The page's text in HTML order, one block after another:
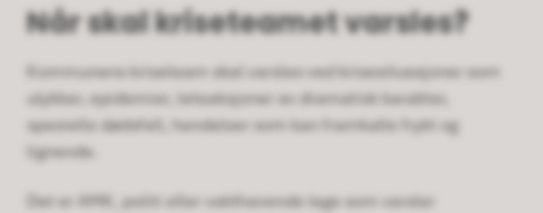
Når skal kriseteamet varsles?
Kommunens kriseteam skal varsles ved krisesituasjoner som
ulykker, epidemier, leteaksjoner av dramatisk karakter,
spesielle dødsfall, hendelser som kan framkalle frykt og
lignende.
Det er AMK, politi eller vakthavende lege som varsler